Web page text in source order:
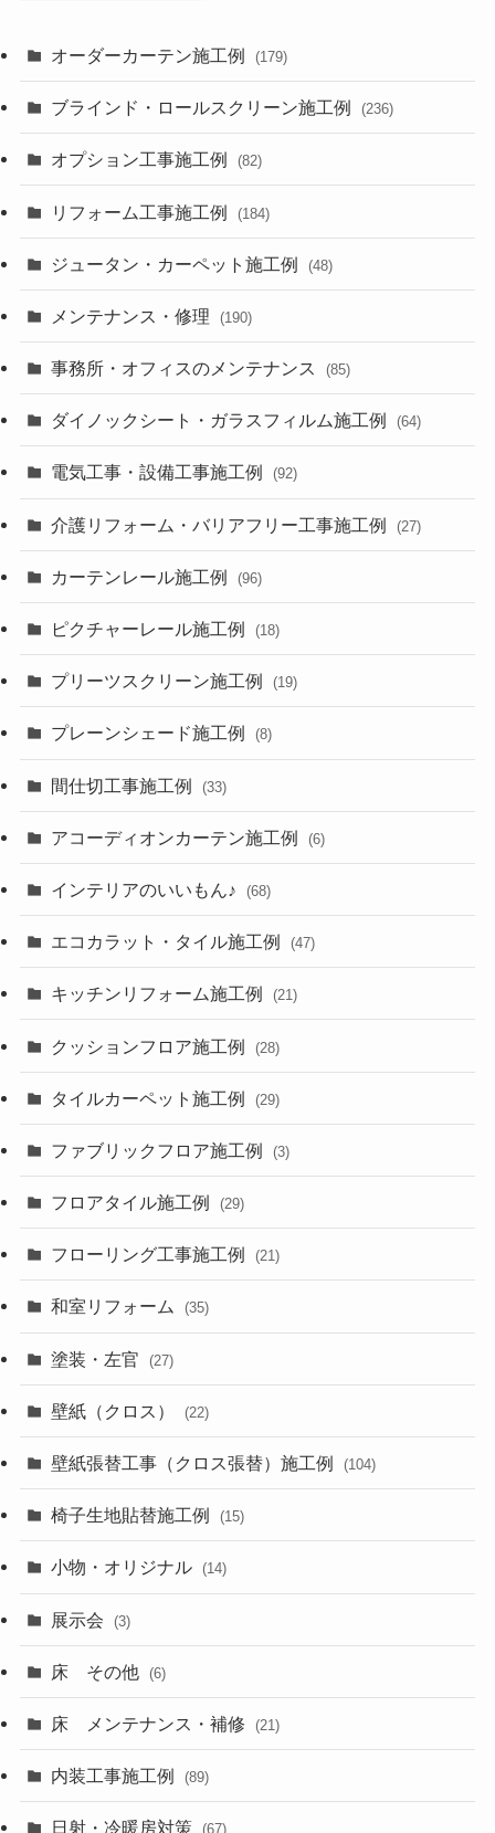
オーダーカーテン施工例 (179)
ブラインド・ロールスクリーン施工例 (236)
オプション工事施工例 (82)
リフォーム工事施工例 (184)
ジュータン・カーペット施工例 (48)
メンテナンス・修理 (190)
事務所・オフィスのメンテナンス (85)
ダイノックシート・ガラスフィルム施工例 (64)
電気工事・設備工事施工例 (92)
介護リフォーム・バリアフリー工事施工例 (27)
カーテンレール施工例 (96)
ピクチャーレール施工例 (18)
プリーツスクリーン施工例 (19)
プレーンシェード施工例 (8)
間仕切工事施工例 (33)
アコーディオンカーテン施工例 (6)
インテリアのいいもん♪ (68)
エコカラット・タイル施工例 (47)
キッチンリフォーム施工例 (21)
クッションフロア施工例 (28)
タイルカーペット施工例 (29)
ファブリックフロア施工例 (3)
フロアタイル施工例 (29)
フローリング工事施工例 (21)
和室リフォーム (35)
塗装・左官 (27)
壁紙（クロス） (22)
壁紙張替工事（クロス張替）施工例 (104)
椅子生地貼替施工例 (15)
小物・オリジナル (14)
展示会 (3)
床 その他 (6)
床 メンテナンス・補修 (21)
内装工事施工例 (89)
日射・冷暖房対策 (67)